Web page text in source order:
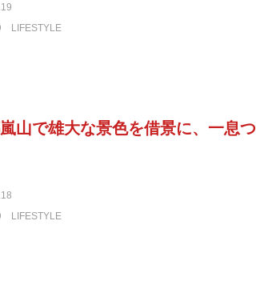
LIFESTYLE
山で雄大な景色を借景に、一息
LIFESTYLE